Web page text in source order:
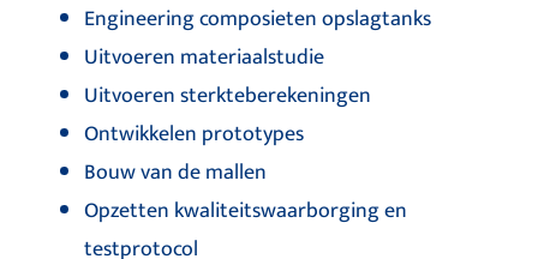
Engineering composieten opslagtanks
Uitvoeren materiaalstudie
Uitvoeren sterkteberekeningen
Ontwikkelen prototypes
Bouw van de mallen
Opzetten kwaliteitswaarborging en
testprotocol